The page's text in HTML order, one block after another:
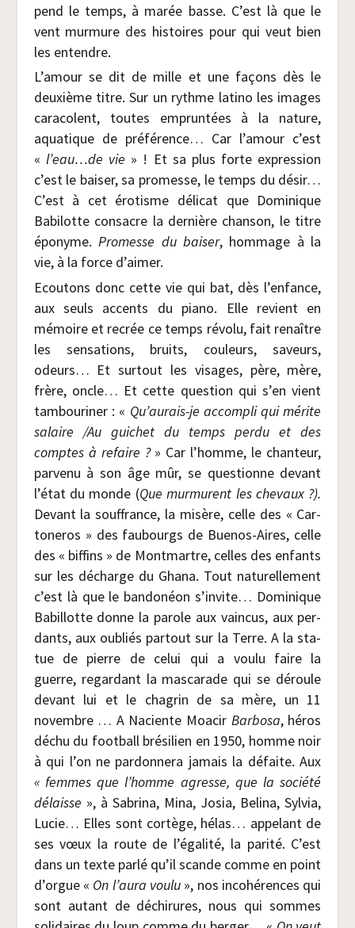
pend le temps, à marée basse. C’est là que le
vent mur­mure des his­toires pour qui veut bien
les entendre.
L’amour se dit de mille et une façons dès le
deuxième titre. Sur un rythme lati­no les images
cara­colent, toutes emprun­tées à la nature,
aqua­tique de pré­fé­rence… Car l’amour c’est
« l’eau…de vie » ! Et sa plus forte expres­sion
c’est le bai­ser, sa pro­messe, le temps du désir…
C’est à cet éro­tisme déli­cat que Domi­nique
Babi­lotte consacre la der­nière chan­son, le titre
épo­nyme. Pro­messe du bai­ser, hom­mage à la
vie, à la force d’aimer.
Ecou­tons donc cette vie qui bat, dès l’enfance,
aux seuls accents du pia­no. Elle revient en
mémoire et recrée ce temps révo­lu, fait renaître
les sen­sa­tions, bruits, cou­leurs, saveurs,
odeurs… Et sur­tout les visages, père, mère,
frère, oncle… Et cette ques­tion qui s’en vient
tam­bou­ri­ner : « Qu’aurais-je accom­pli qui mérite
salaire /​Au gui­chet du temps per­du et des
comptes à refaire ?» Car l’homme, le chan­teur,
par­ve­nu à son âge mûr, se ques­tionne devant
l’état du monde (Que mur­murent les che­vaux ?).
Devant la souf­france, la misère, celle des « Car­
to­ne­ros » des fau­bourgs de Bue­nos-Aires, celle
des « bif­fins » de Mont­martre, celles des enfants
sur les décharge du Gha­na. Tout natu­rel­le­ment
c’est là que le ban­do­néon s’invite… Domi­nique
Babillotte donne la parole aux vain­cus, aux per­
dants, aux oubliés par­tout sur la Terre. A la sta­
tue de pierre de celui qui a vou­lu faire la
guerre, regar­dant la mas­ca­rade qui se déroule
devant lui et le cha­grin de sa mère, un 11
novembre … A Naciente Moa­cir Bar­bo­sa, héros
déchu du foot­ball bré­si­lien en 1950, homme noir
à qui l’on ne par­don­ne­ra jamais la défaite. Aux
« femmes que l’homme agresse, que la socié­té
délaisse », à Sabri­na, Mina, Josia, Beli­na, Syl­via,
Lucie… Elles sont cor­tège, hélas… appe­lant de
ses vœux la route de l’égalité, la pari­té. C’est
dans un texte par­lé qu’il scande comme en point
d’orgue « On l’aura vou­lu », nos inco­hé­rences qui
sont autant de déchi­rures, nous qui sommes